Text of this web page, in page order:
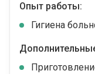
Опыт работы:
Гигиена